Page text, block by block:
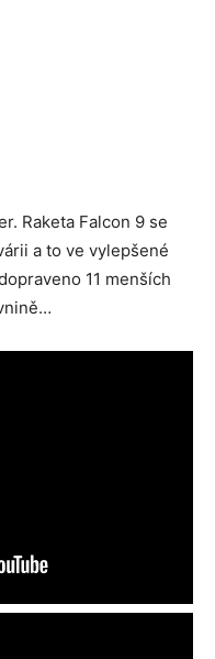
Raketa Falcon 9 se
a to ve vylepšené
11 menších